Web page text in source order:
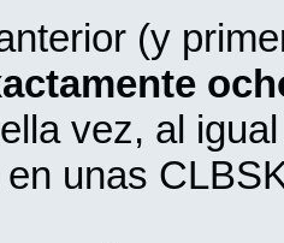
(y
vez, al
unas